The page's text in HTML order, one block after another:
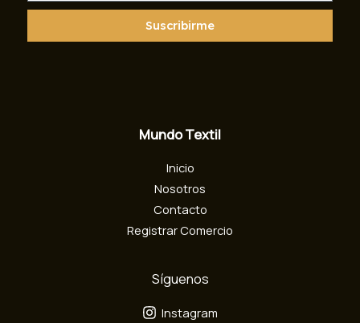
r
e
Suscribirme
Mundo Textil
Inicio
Nosotros
Contacto
Registrar Comercio
Síguenos
Instagram